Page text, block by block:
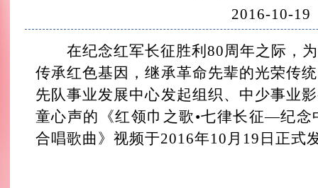
2016-10-19
在纪念红军长征胜利80周年之际，为
传承红色基因，继承革命先辈的光荣传
先队事业发展中心发起组织、中少事业
童心声的《红领巾之歌•七律长征—纪
合唱歌曲》视频于2016年10月19日正式